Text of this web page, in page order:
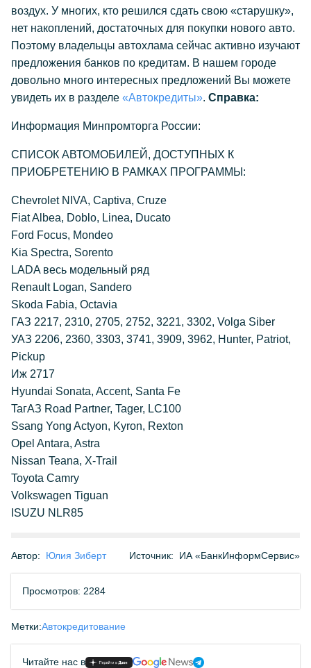
воздух. У многих, кто решился сдать свою «старушку»,
нет накоплений, достаточных для покупки нового авто.
Поэтому владельцы автохлама сейчас активно изучают
предложения банков по кредитам. В нашем городе
довольно много интересных предложений Вы можете
увидеть их в разделе «Автокредиты». Справка:
Информация Минпромторга России:
СПИСОК АВТОМОБИЛЕЙ, ДОСТУПНЫХ К
ПРИОБРЕТЕНИЮ В РАМКАХ ПРОГРАММЫ:
Chevrolet NIVA, Captiva, Cruze
Fiat Albea, Doblo, Linea, Ducato
Ford Focus, Mondeo
Kia Spectra, Sorento
LADA весь модельный ряд
Renault Logan, Sandero
Skoda Fabia, Octavia
ГАЗ 2217, 2310, 2705, 2752, 3221, 3302, Volga Siber
УАЗ 2206, 2360, 3303, 3741, 3909, 3962, Hunter, Patriot,
Pickup
Иж 2717
Hyundai Sonata, Accent, Santa Fe
TaгАЗ Road Partner, Tager, LC100
Ssang Yong Actyon, Kyron, Rexton
Opel Antara, Astra
Nissan Teana, X-Trail
Toyota Camry
Volkswagen Tiguan
ISUZU NLR85
Автор: Юлия Зиберт Источник: ИА «БанкИнформСервис»
Просмотров: 2284
Метки:Автокредитование
Читайте нас в